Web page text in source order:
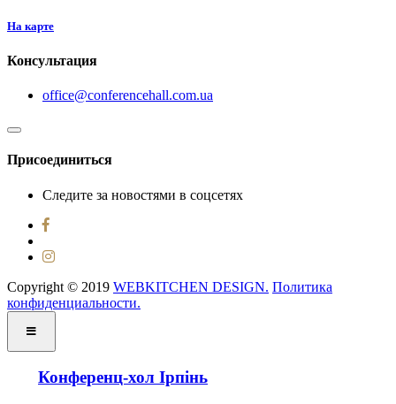
На карте
Консультация
office@conferencehall.com.ua
Присоединиться
Следите за новостями в соцсетях
Copyright © 2019 ‌ WEBKITCHEN DESIGN. Политика
конфиденциальности.
Конференц-хол Ірпінь